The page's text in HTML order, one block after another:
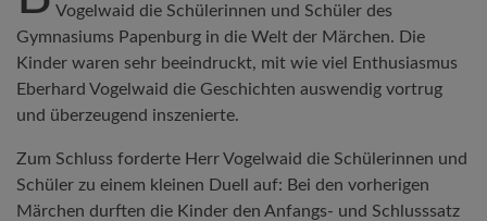
Vogelwaid die Schülerinnen und Schüler des
Gymnasiums Papenburg in die Welt der Märchen. Die
Kinder waren sehr beeindruckt, mit wie viel Enthusiasmus
Eberhard Vogelwaid die Geschichten auswendig vortrug
und überzeugend inszenierte.
Zum Schluss forderte Herr Vogelwaid die Schülerinnen und
Schüler zu einem kleinen Duell auf: Bei den vorherigen
Märchen durften die Kinder den Anfangs- und Schlusssatz